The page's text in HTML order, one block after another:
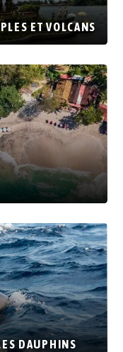
ET VOLCANS
DAUPHINS